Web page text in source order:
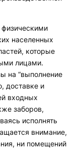
физическими
населенных
которые
лицами.
на “выполнение
доставке и
входных
заборов,
исполнять
внимание,
ни помещений